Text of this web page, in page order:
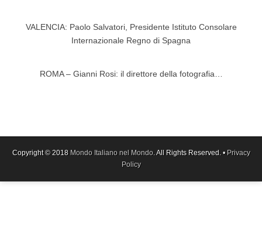
VALENCIA: Paolo Salvatori, Presidente Istituto Consolare
Internazionale Regno di Spagna
ROMA – Gianni Rosi: il direttore della fotografia…
Copyright © 2018 Mondo Italiano nel Mondo. All Rights Reserved. • Privacy
Policy